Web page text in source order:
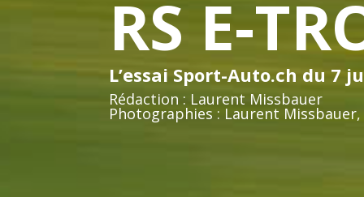
RS E-
L’essai Sport-Auto.ch du 7
Rédaction : Laurent Missbauer
Photographies : Laurent Missbauer,